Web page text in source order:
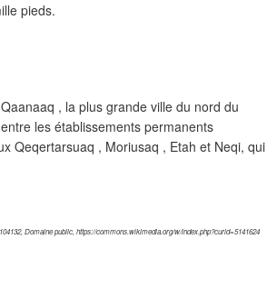
pieds.
, la plus grande ville du nord du
les établissements permanents
Qeqertarsuaq , Moriusaq , Etah et Neqi, qui
Domaine public, https://commons.wikimedia.org/w/index.php?curid=5141624